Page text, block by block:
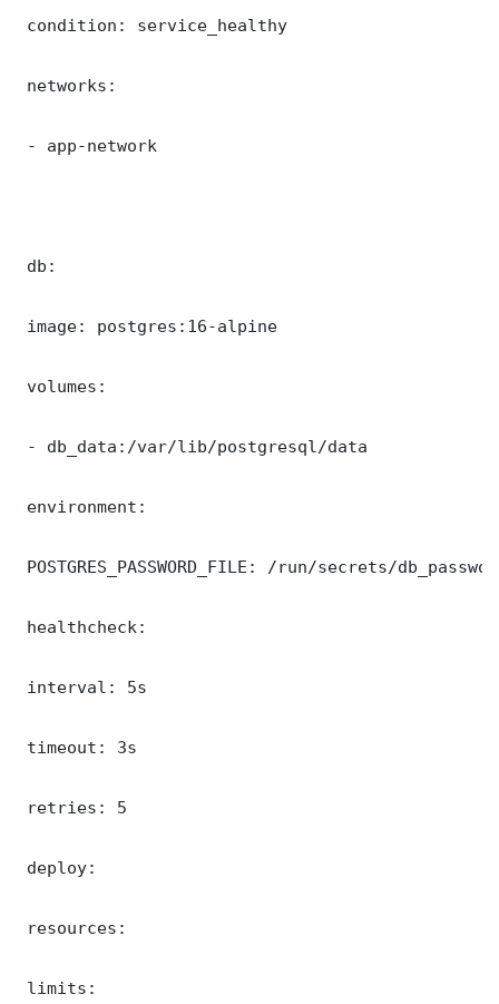
condition: service_healthy
networks:
- app-network
db:
image: postgres:16-alpine
volumes:
- db_data:/var/lib/postgresql/data
environment:
POSTGRES_PASSWORD_FILE: /run/secrets/
healthcheck:
interval: 5s
timeout: 3s
retries: 5
deploy:
resources:
limits: